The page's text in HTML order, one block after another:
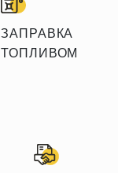
ЗАПРАВКА
ТОПЛИВОМ